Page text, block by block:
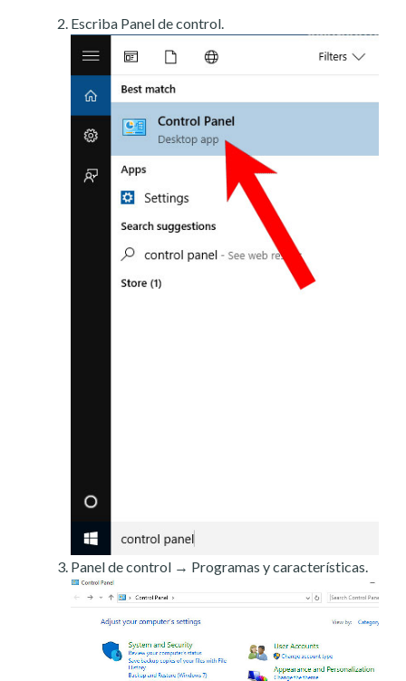
Escriba Panel de control.
Panel de control → Programas y características.